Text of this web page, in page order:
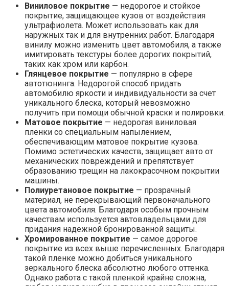
Виниловое покрытие — недорогое и стойкое
покрытие, защищающее кузов от воздействия
ультрафиолета. Может использовать как для
наружных так и для внутренних работ. Благодаря
винилу можно изменить цвет автомобиля, а также
имитировать текстуры более дорогих покрытий,
таких как хром или карбон.
Глянцевое покрытие — популярно в сфере
автотюнинга. Недорогой способ придать
автомобилю яркости и индивидуальности за счет
уникального блеска, который невозможно
получить при помощи обычной краски и полировки.
Матовое покрытие — недорогая виниловая
пленки со специальным напылением,
обеспечивающим матовое покрытие кузова.
Помимо эстетических качеств, защищает авто от
механических повреждений и препятствует
образованию трещин на лакокрасочном покрытии
машины.
Полиуретановое покрытие — прозрачный
материал, не перекрывающий первоначального
цвета автомобиля. Благодаря особым прочным
качествам используется автовладельцами для
придания надежной бронированной защиты.
Хромированное покрытие — самое дорогое
покрытие из всех выше перечисленных. Благодаря
такой пленке можно добиться уникального
зеркального блеска абсолютно любого оттенка.
Однако работа с такой пленкой крайне сложна,